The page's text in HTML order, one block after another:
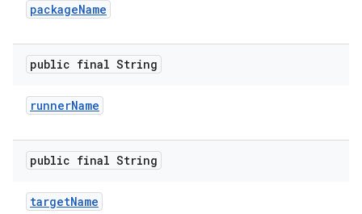
packageName
public final String
runnerName
public final String
targetName